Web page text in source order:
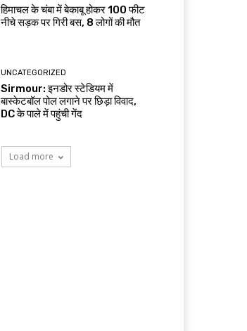
हिमाचल के चंबा में बेकाबू होकर 100 फीट
नीचे सड़क पर गिरी बस, 8 लोगों की मौत
UNCATEGORIZED
Sirmour: इनडोर स्टेडियम में
बास्केटबॉल पोल लगाने पर छिड़ा विवाद,
DC के पाले में पहुंची गेंद
Load more